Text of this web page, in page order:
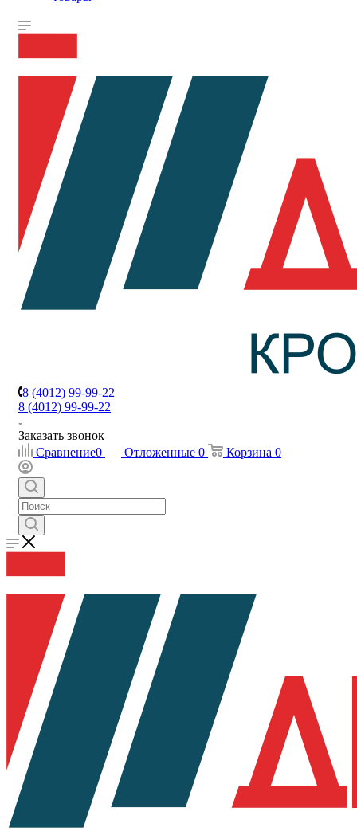
8 (4012) 99-99-22
8 (4012) 99-99-22
Заказать звонок
Сравнение0 Отложенные 0 Корзина 0